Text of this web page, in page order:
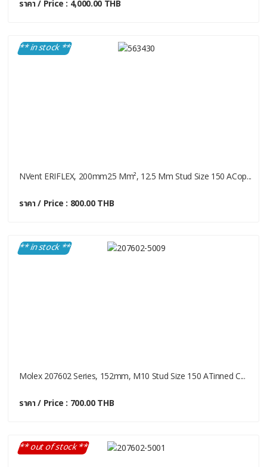
ราคา / Price : 4,000.00 THB
** in stock **
NVent ERIFLEX, 200mm25 Mm², 12.5 Mm Stud Size 150 ACop...
ราคา / Price : 800.00 THB
** in stock **
Molex 207602 Series, 152mm, M10 Stud Size 150 ATinned C...
ราคา / Price : 700.00 THB
** out of stock **